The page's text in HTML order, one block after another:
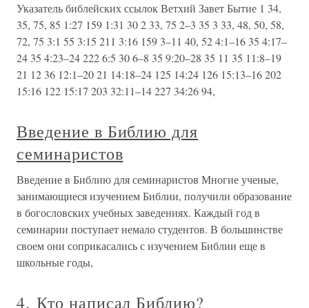
Указатель библейских ссылок Ветхий Завет Бытие 1 34,
35, 75, 85 1:27 159 1:31 30 2 33, 75 2–3 35 3 33, 48, 50, 58,
72, 75 3:1 55 3:15 211 3:16 159 3–11 40, 52 4:1–16 35 4:17–
24 35 4:23–24 222 6:5 30 6–8 35 9:20–28 35 11 35 11:8–19
21 12 36 12:1–20 21 14:18–24 125 14:24 126 15:13–16 202
15:16 122 15:17 203 32:11–14 227 34:26 94,
Введение в Библию для
семинаристов
Введение в Библию для семинаристов Многие ученые,
занимающиеся изучением Библии, получили образование
в богословских учебных заведениях. Каждый год в
семинарии поступает немало студентов. В большинстве
своем они соприкасались с изучением Библии еще в
школьные годы,
4. Кто написал Библию?